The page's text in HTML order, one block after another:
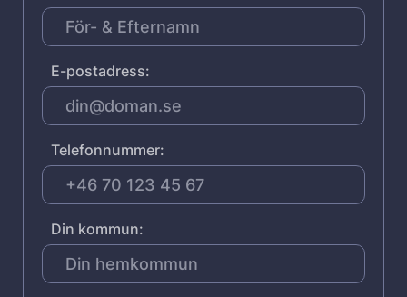
E-postadress:
Telefonnummer:
Din kommun: